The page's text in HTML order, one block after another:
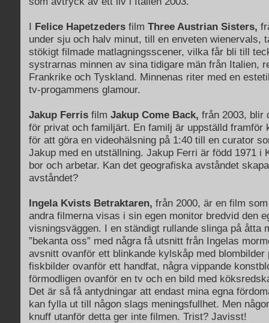
I Felice Hapetzeders film Three Austrian Sisters,
under sju och halv minut, till en enveten wienervals,
stökigt filmade matlagningsscener, vilka får bli till
systrarnas minnen av sina tidigare män från Italien,
Frankrike och Tyskland. Minnenas riter med en
tv-progammens glamour.
Jakup Ferris film Jakup Come Back, från 2003, blir
för privat och familjärt. En familj är uppställd framför
för att göra en videohälsning på 1:40 till en curator
Jakup med en utställning. Jakup Ferri är född 1971 i
bor och arbetar. Kan det geografiska avståndet
avståndet?
Ingela Kvists Betraktaren, från 2000, är en film
andra filmerna visas i sin egen monitor bredvid den
visningsväggen. I en ständigt rullande slinga på åtta
”bekanta oss” med några få utsnitt från Ingelas
avsnitt ovanför ett blinkande kylskåp med blombilder
fiskbilder ovanför ett handfat, några vippande
förmodligen ovanför en tv och en bild med
Det är så få antydningar att endast mina egna
kan fylla ut till någon slags meningsfullhet. Men
knuff utanför detta ger inte filmen. Trist? Javisst!